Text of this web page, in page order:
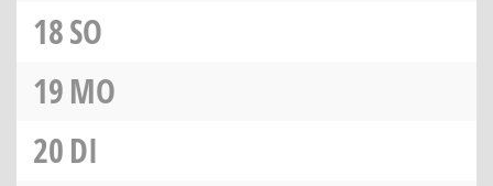
18SO
19MO
20DI